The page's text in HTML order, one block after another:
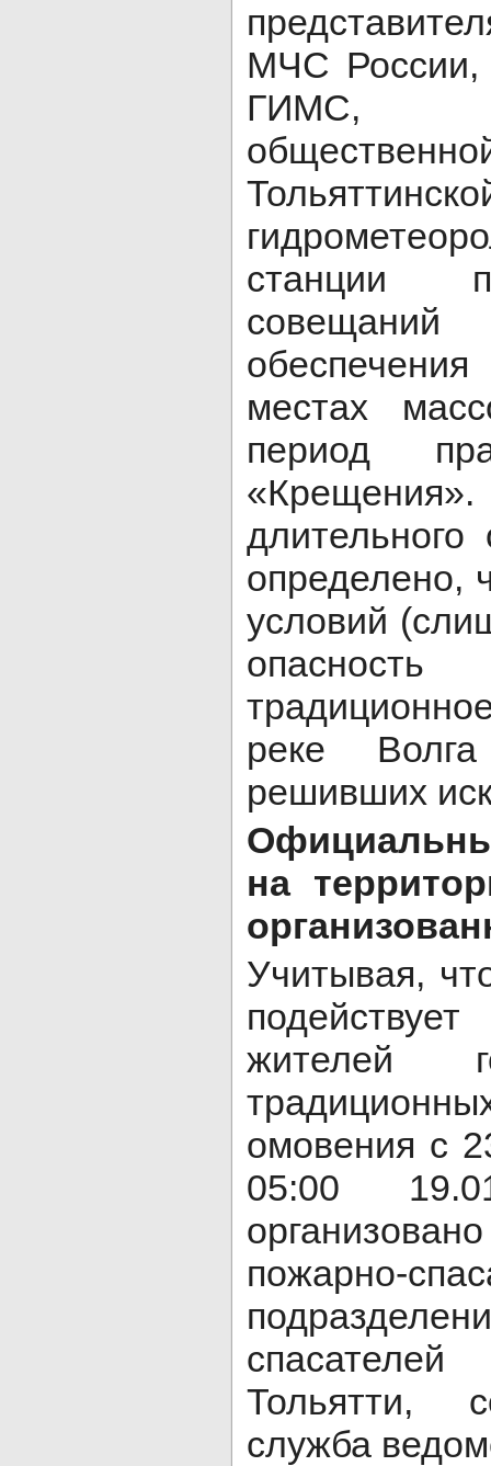
МЧС России,
ГИМС,
станции
местах
период
определено,
условий
реке
решивших
на
Учитывая,
жителей
омовения с
05:00
пожарно-
Тольятти,
служба